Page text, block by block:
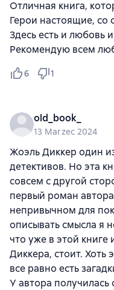
Отличная книга,
Герои настоящие, со
Здесь есть и любовь
Рекомендую всем
6 1
old_book_
13 Marzec 2024
Жоэль Диккер один
детективов. Но эта
совсем с другой
первый роман
непривычном для
описывать смысла я
что уже в этой книге
Диккера, стоит. Хоть
все равно есть
У автора получилась